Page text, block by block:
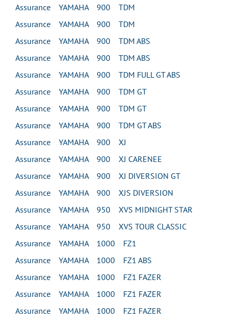
Assurance YAMAHA 900 TDM
Assurance YAMAHA 900 TDM
Assurance YAMAHA 900 TDM ABS
Assurance YAMAHA 900 TDM ABS
Assurance YAMAHA 900 TDM FULL GT ABS
Assurance YAMAHA 900 TDM GT
Assurance YAMAHA 900 TDM GT
Assurance YAMAHA 900 TDM GT ABS
Assurance YAMAHA 900 XJ
Assurance YAMAHA 900 XJ CARENEE
Assurance YAMAHA 900 XJ DIVERSION GT
Assurance YAMAHA 900 XJS DIVERSION
Assurance YAMAHA 950 XVS MIDNIGHT STAR
Assurance YAMAHA 950 XVS TOUR CLASSIC
Assurance YAMAHA 1000 FZ1
Assurance YAMAHA 1000 FZ1 ABS
Assurance YAMAHA 1000 FZ1 FAZER
Assurance YAMAHA 1000 FZ1 FAZER
Assurance YAMAHA 1000 FZ1 FAZER